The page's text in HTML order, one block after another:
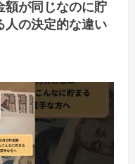
額が同じなのに貯
人の決定的な違い